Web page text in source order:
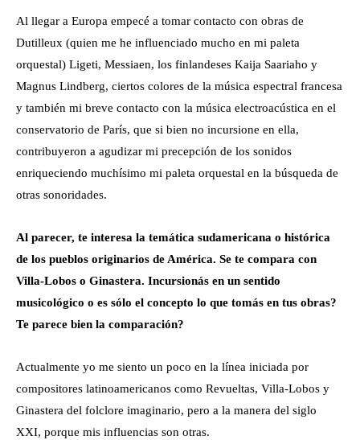
Al llegar a Europa empecé a tomar contacto con obras de
Dutilleux (quien me he influenciado mucho en mi paleta
orquestal) Ligeti, Messiaen, los finlandeses Kaija Saariaho y
Magnus Lindberg, ciertos colores de la música espectral francesa
y también mi breve contacto con la música electroacústica en el
conservatorio de París, que si bien no incursione en ella,
contribuyeron a agudizar mi precepción de los sonidos
enriqueciendo muchísimo mi paleta orquestal en la búsqueda de
otras sonoridades.
Al parecer, te interesa la temática sudamericana o histórica
de los pueblos originarios de América. Se te compara con
Villa-Lobos o Ginastera. Incursionás en un sentido
musicológico o es sólo el concepto lo que tomás en tus obras?
Te parece bien la comparación?
Actualmente yo me siento un poco en la línea iniciada por
compositores latinoamericanos como Revueltas, Villa-Lobos y
Ginastera del folclore imaginario, pero a la manera del siglo
XXI, porque mis influencias son otras.